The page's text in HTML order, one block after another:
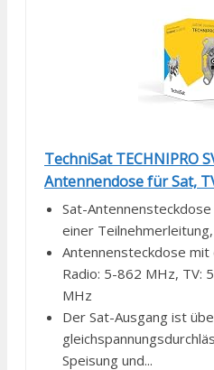
TechniSat TECHNIPRO
Antennendose für Sat,
Sat-
einer
Antennensteckdose mit
Radio: 5-862 MHz, TV:
MHz
Der Sat-Ausgang ist
Speisung und...